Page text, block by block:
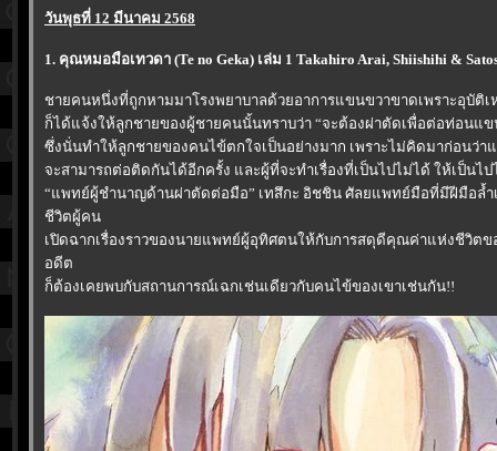
วันพุธที่ 12 มีนาคม 2568
1. คุณหมอมือเทวดา (Te no Geka) เล่ม 1 Takahiro Arai, Shiishihi &
ชายคนหนึ่งที่ถูกหามมาโรงพยาบาลด้วยอาการแขนขวาขาดเพราะอุบัติเ
ก็ได้แจ้งให้ลูกชายของผู้ชายคนนั้นทราบว่า “จะต้องผ่าตัดเพื่อต่อท่อนแข
ซึ่งนั่นทำให้ลูกชายของคนไข้ตกใจเป็นอย่างมาก เพราะไม่คิดมาก่อนว่
จะสามารถต่อติดกันได้อีกครั้ง และผู้ที่จะทำเรื่องที่เป็นไปไม่ได้ ให้เป็น
“แพทย์ผู้ชำนาญด้านผ่าตัดต่อมือ” เทสึกะ อิชชิน ศัลยแพทย์มือที่มีฝีมือล้ำ
ชีวิตผู้คน
เปิดฉากเรื่องราวของนายแพทย์ผู้อุทิศตนให้กับการสดุดีคุณค่าแห่งชีวิต
อดีต
ก็ต้องเคยพบกับสถานการณ์เฉกเช่นเดียวกับคนไข้ของเขาเช่นกัน!!